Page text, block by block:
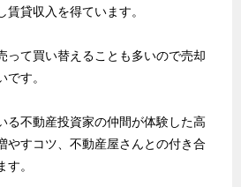
貸収入を得ています。
って買い替えることも多いので売却
です。
る不動産投資家の仲間が体験した高
やすコツ、不動産屋さんとの付き合
す。